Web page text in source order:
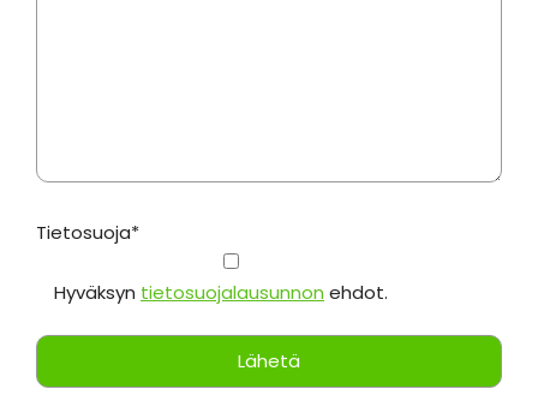
Tietosuoja*
Hyväksyn tietosuojalausunnon ehdot.